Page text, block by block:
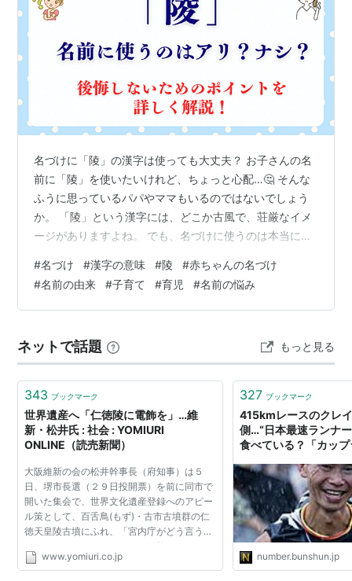
名づけに「陵」の漢字は使っても大丈夫？ お子さんの名
前に「陵」を使いたいけれど、ちょっと心配…🤔 そんな
ふうに思っているパパやママもいるのではないでしょう
か。 「陵」という漢字には、どこか古風で、荘厳なイメ
ージがありますよね。 でも、名づけに使うのは本当に大
とのメリットやデメリット、そして後悔しないためのポ
イントを詳しく解説していきます。 「陵」が持つ一般的
なイメージとは 「陵」という漢字には、「高く盛り上が
皇や皇后のお墓を指す「御陵（ごりょう）」のように、
荘厳で高貴なイメージも持ち合わせて…
#名づけ #漢字の意味 #陵 #赤ちゃんの名づけ
#名前の由来 #子育て #育児 #名前の悩み
ネットで話題 もっと見る
343 ブックマーク
世界遺産へ「仁徳陵に電飾を」…維
新・松井氏 : 社会 : YOMIURI
ONLINE（読売新聞）
大阪維新の会の松井幹事長（府知事）は５
日、堺市長選（２９日投開票）を前に同市で
開いた集会で、世界文化遺産登録へのアピー
ル策として、百舌鳥(もず)・古市古墳群の仁
徳天皇陵古墳にふれ、「宮内庁がどう言うか
はあるけどイルミネーションで飾ってみよ
う、中を見学できるようにしようと色んなア
www.yomiuri.co.jp
327 ブックマーク
415kmレースのクレ
側…“日本最速ランナ
食べている？「カッ
す」（千葉弓子）
number.bunshun.jp